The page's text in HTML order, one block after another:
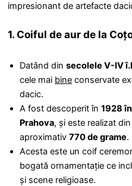
impresionant de artefacte
1. Coiful de aur de la
Datând din secolele V-IV
cele mai bine conservate
dacic.
A fost descoperit în 1928
Prahova, și este realizat
aproximativ 770 de grame.
Acesta este un coif
bogată ornamentație ce
și scene religioase.